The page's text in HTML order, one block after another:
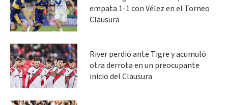
empata 1-1 con Vélez en el Torneo
Clausura
River perdió ante Tigre y acumuló
otra derrota en un preocupante
inicio del Clausura